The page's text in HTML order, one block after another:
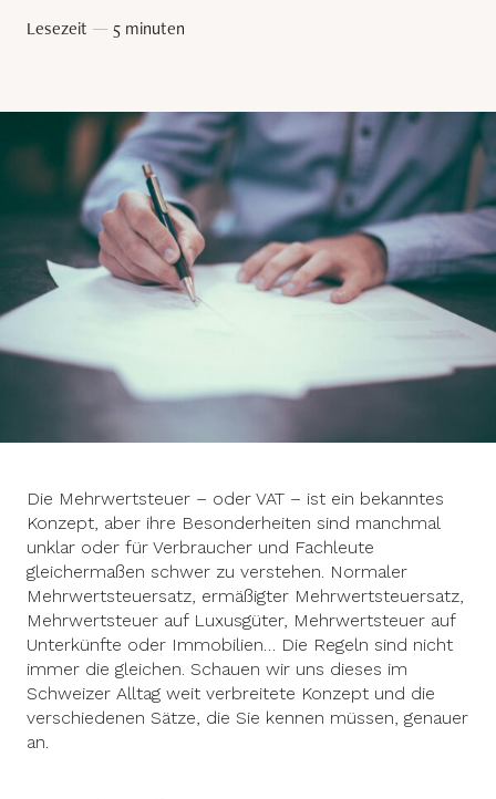
Lesezeit — 5 minuten
Die Mehrwertsteuer – oder VAT – ist ein bekanntes
Konzept, aber ihre Besonderheiten sind manchmal
unklar oder für Verbraucher und Fachleute
gleichermaßen schwer zu verstehen. Normaler
Mehrwertsteuersatz, ermäßigter Mehrwertsteuersatz,
Mehrwertsteuer auf Luxusgüter, Mehrwertsteuer auf
Unterkünfte oder Immobilien… Die Regeln sind nicht
immer die gleichen. Schauen wir uns dieses im
Schweizer Alltag weit verbreitete Konzept und die
verschiedenen Sätze, die Sie kennen müssen, genauer
an.